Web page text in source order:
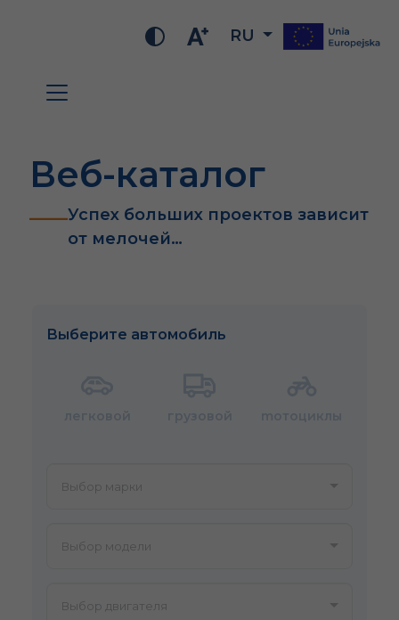
RU
Веб-каталог
Успех больших проектов зависит
от мелочей…
Выберите автомобиль